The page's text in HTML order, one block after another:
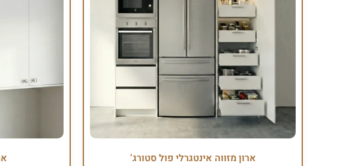
ארון מזווה אינטגרלי פול סטורג’